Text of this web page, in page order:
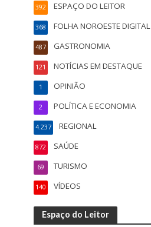
ESPAÇO DO LEITOR
392
FOLHA NOROESTE DIGITAL
368
GASTRONOMIA
487
NOTÍCIAS EM DESTAQUE
121
OPINIÃO
1
POLÍTICA E ECONOMIA
2
REGIONAL
4.237
SAÚDE
872
TURISMO
69
VÍDEOS
140
Espaço do Leitor